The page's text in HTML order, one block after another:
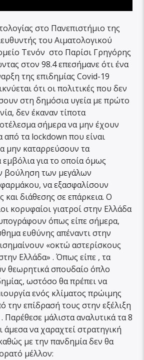
στο Πανεπιστήμιο της
του Αιματολογικού
Τενόν στο Παρίσι Γρηγόρης
στον 98.4 επεσήμανε ότι ένα
της επιδημίας Covid-19
ότι οι πολιτικές που δεν
στη δημόσια υγεία με πρώτο
δεν έκαναν τίποτα
σήμερα να μην έχουν
από τα lockdown που είναι
μην καταρρεύσουν τα
εμβόλια για το οποία όμως
βούληση των μεγάλων
να εξασφαλίσουν
διάθεσης σε επάρκεια. Ο
κορυφαίοι γιατροί στην Ελλάδα
όπως είπε σήμερα,
ευθύνης απέναντι στην
«οκτώ αστερίσκους
Ελλάδα» . Όπως είπε , τα
θεωρητικά σπουδαίο όπλο
ωστόσο θα πρέπει να
ενός κλίματος πρώιμης
την επίδρασή τους στην εξέλιξη
μάλιστα αναλυτικά τα 8
άμεσα να χαραχτεί στρατηγική
με την πανδημία δεν θα
μέλλον: